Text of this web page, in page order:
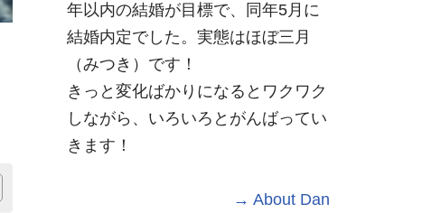
年以内の結婚が目標で、同年5月に
結婚内定でした。実態はほぼ三月
（みつき）です！
きっと変化ばかりになるとワクワク
しながら、いろいろとがんばってい
きます！
→ About Dan